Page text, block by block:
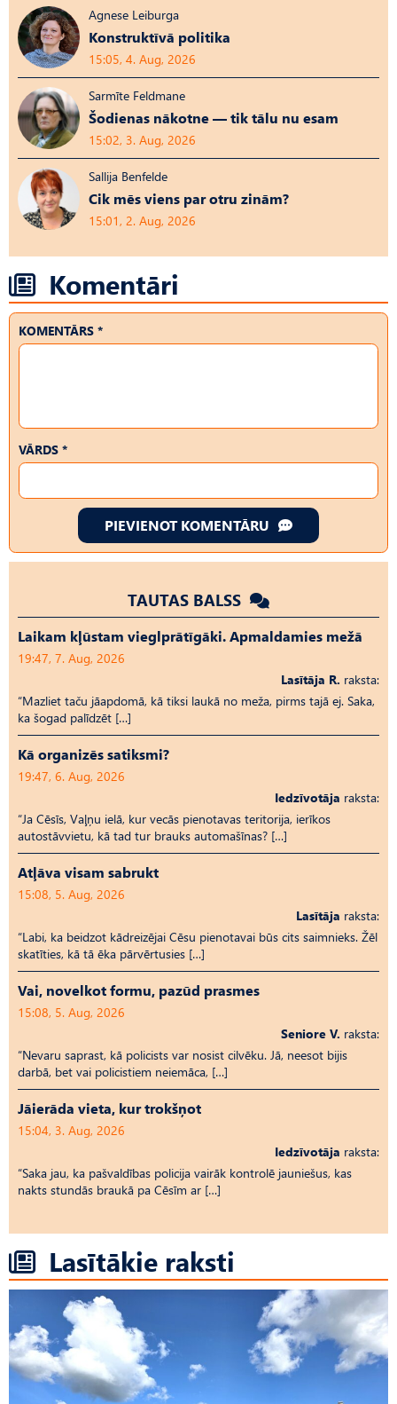
Agnese Leiburga
Konstruktīvā politika
15:05, 4. Aug, 2026
Sarmīte Feldmane
Šodienas nākotne — tik tālu nu esam
15:02, 3. Aug, 2026
Sallija Benfelde
Cik mēs viens par otru zinām?
15:01, 2. Aug, 2026
Komentāri
KOMENTĀRS *
VĀRDS *
PIEVIENOT KOMENTĀRU
TAUTAS BALSS
Laikam kļūstam vieglprātīgāki. Apmaldamies mežā
19:47, 7. Aug, 2026
Lasītāja R. raksta:
“Mazliet taču jāapdomā, kā tiksi laukā no meža, pirms tajā ej. Saka,
ka šogad palīdzēt […]
Kā organizēs satiksmi?
19:47, 6. Aug, 2026
Iedzīvotāja raksta:
“Ja Cēsīs, Vaļņu ielā, kur vecās pienotavas teritorija, ierīkos
autostāvvietu, kā tad tur brauks automašīnas? […]
Atļāva visam sabrukt
15:08, 5. Aug, 2026
Lasītāja raksta:
“Labi, ka beidzot kādreizējai Cēsu pienotavai būs cits saimnieks. Žēl
skatīties, kā tā ēka pārvērtusies […]
Vai, novelkot formu, pazūd prasmes
15:08, 5. Aug, 2026
Seniore V. raksta:
“Nevaru saprast, kā policists var nosist cilvēku. Jā, neesot bijis
darbā, bet vai policistiem neiemāca, […]
Jāierāda vieta, kur trokšņot
15:04, 3. Aug, 2026
Iedzīvotāja raksta:
“Saka jau, ka pašvaldības policija vairāk kontrolē jauniešus, kas
nakts stundās braukā pa Cēsīm ar […]
Lasītākie raksti